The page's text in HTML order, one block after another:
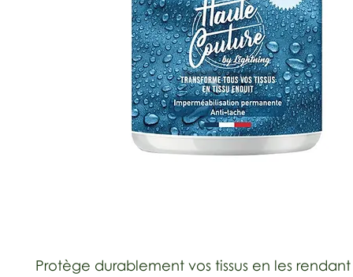
Protège durablement vos tissus en les rendant